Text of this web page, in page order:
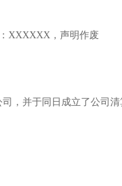
XXXXXX，声明作废
，并于同日成立了公司